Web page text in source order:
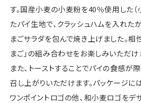
す。国産小麦の小麦粉を40％使用した（
たパイ生地で、クラッシュハムを入れた
まごサラダを包んで焼き上げました。相
まご」の組み合わせをお楽しみいただけ
また、トーストすることでパイの食感が
召し上がりいただけます。パッケージに
ワンポイントロゴの他、和小麦ロゴをデ